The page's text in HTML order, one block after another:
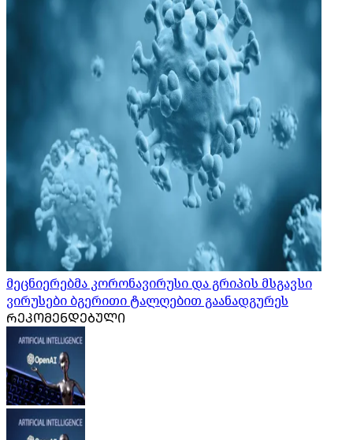
მეცნიერებმა კორონავირუსი და გრიპის მსგავსი
ვირუსები ბგერითი ტალღებით გაანადგურეს
ᲠᲔᲙᲝᲛᲔᲜᲓᲔᲑᲣᲚᲘ